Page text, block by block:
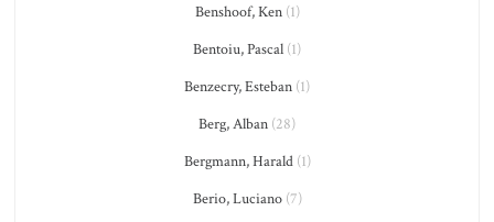
Benshoof, Ken(1)
Bentoiu, Pascal (1)
Benzecry, Esteban (1)
Berg, Alban (28)
Bergmann, Harald(1)
Berio, Luciano(7)